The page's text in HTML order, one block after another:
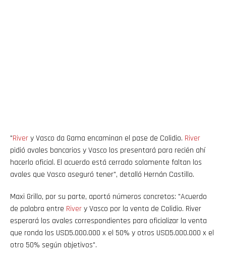
"Rivery Vasco da Gama encaminan el pase de Colidio. River
pidió avales bancarios y Vasco los presentará para recién ahí
hacerlo oficial. El acuerdo está cerrado solamente faltan los
avales que Vasco aseguró tener", detalló Hernán Castillo.
Maxi Grillo, por su parte, aportó números concretos: "Acuerdo
de palabra entre Rivery Vasco por la venta de Colidio. River
esperará los avales correspondientes para oficializar la venta
que ronda los USD5.000.000 x el 50% y otros USD5.000.000 x el
otro 50% según objetivos".